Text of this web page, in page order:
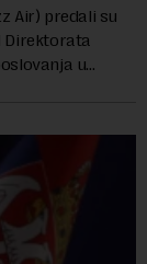
Air) predali su
Direktorata
u